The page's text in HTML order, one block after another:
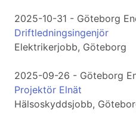
2025-10-31 - Göteborg
Driftledningsingenjör
Elektrikerjobb, Göteborg
2025-09-26 - Göteborg
Projektör Elnät
Hälsoskyddsjobb,